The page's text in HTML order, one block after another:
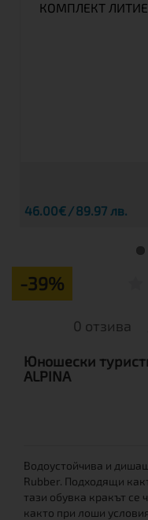
КОМПЛЕКТ
46.00€ 89.97 лв.
-39%
0 отзива
Юношески
ALPINA
Водоустойчива и
Rubber. Подходящи
тази обувка кракът се
както при лоши